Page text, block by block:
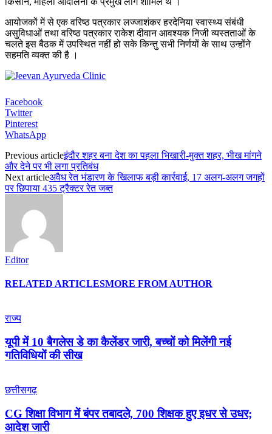
आयोजकों में से एक वरिष्ठ पत्रकार लज्जाशंकर हरदेनिया स्वास्थ्य संबंधी
असुविधाओं तथा वरिष्ठ पत्रकार राकेश दीवान आवश्यक निजी व्यस्तताओं के
चलते इस बैठक में उपस्थित नहीं हो सके किन्तु सभी निर्णयों के साथ उन्होंने
सहमति व्यक्त की है ।
Facebook
Twitter
Pinterest
WhatsApp
Previous articleइंदौर शहर बना देश का पहला भिखारी-मुक्त शहर, भीख मांगने
और देने पर भी लगा प्रतिबंध
Next articleअवैध रेत भंडारण के खिलाफ बड़ी कार्रवाई, 17 अलग-अलग जगहों
पर छिपाया 435 ट्रैक्टर रेत जब्त
Editor
RELATED ARTICLESMORE FROM AUTHOR
राज्य
यूपी में 10 बैगलेस डे का कैलेंडर जारी, बच्चों को मिलेंगी नई
गतिविधियों की सीख
छत्तीसगढ़
CG शिक्षा विभाग में बंपर तबादले, 700 शिक्षक हुए इधर से उधर;
आदेश जारी